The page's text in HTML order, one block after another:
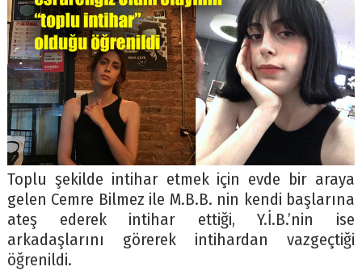
Toplu şekilde intihar etmek için evde bir araya
gelen Cemre Bilmez ile M.B.B. nin kendi başlarına
ateş ederek intihar ettiği, Y.İ.B.’nin ise
arkadaşlarını görerek intihardan vazgeçtiği
öğrenildi.